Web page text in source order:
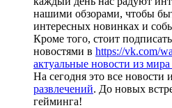
нашими обзорами, чтобы
интересных новинках и
Кроме того, стоит
новостями в https://vk.com/
актуальные новости из
На сегодня это все новости
развлечений. До новых
гейминга!